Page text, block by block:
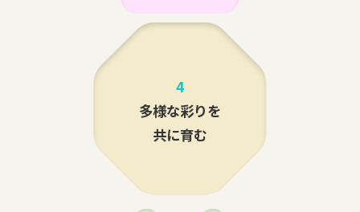
4
多様な彩りを
共に育む